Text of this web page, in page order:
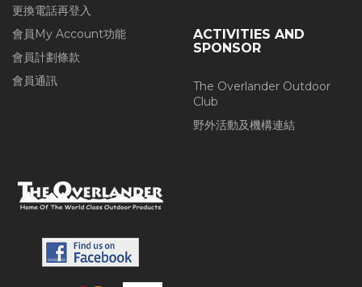
更換電話再登入
會員My Account功能
會員計劃條款
會員通訊
ACTIVITIES AND
SPONSOR
The Overlander Outdoor
Club
野外活動及機構連結